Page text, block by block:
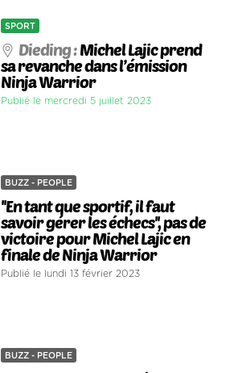
SPORT
Dieding :Michel Lajic prend
sa revanche dans l’émission
Ninja Warrior
Publié le mercredi 5 juillet 2023
BUZZ - PEOPLE
''En tant que sportif, il faut
savoir gérer les échecs'', pas de
victoire pour Michel Lajic en
finale de Ninja Warrior
Publié le lundi 13 février 2023
BUZZ - PEOPLE